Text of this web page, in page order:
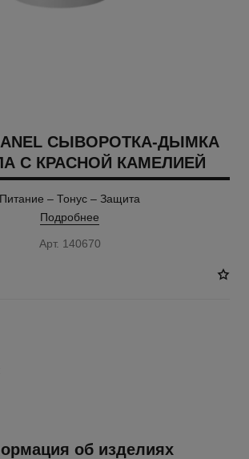
СЫВОРОТКА-ДЫМКА
С КРАСНОЙ КАМЕЛИЕЙ
Питание – Тонус – Защита
Подробнее
Арт. 140670
об изделиях